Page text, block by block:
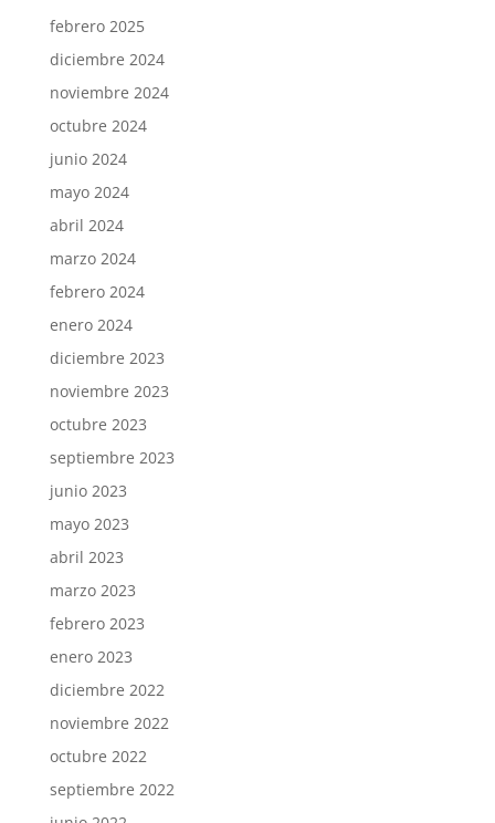
febrero 2025
diciembre 2024
noviembre 2024
octubre 2024
junio 2024
mayo 2024
abril 2024
marzo 2024
febrero 2024
enero 2024
diciembre 2023
noviembre 2023
octubre 2023
septiembre 2023
junio 2023
mayo 2023
abril 2023
marzo 2023
febrero 2023
enero 2023
diciembre 2022
noviembre 2022
octubre 2022
septiembre 2022